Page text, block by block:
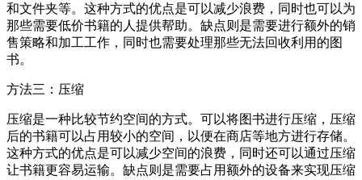
和文件夹等。这种方式的优点是可以减少浪费，同时也可以为
那些需要低价书籍的人提供帮助。缺点则是需要进行额外的销
售策略和加工工作，同时也需要处理那些无法回收利用的图
书。
方法三：压缩
压缩是一种比较节约空间的方式。可以将图书进行压缩，压缩
后的书籍可以占用较小的空间，以便在商店等地方进行存储。
这种方式的优点是可以减少空间的浪费，同时还可以通过压缩
让书籍更容易运输。缺点则是需要占用额外的设备来实现压缩